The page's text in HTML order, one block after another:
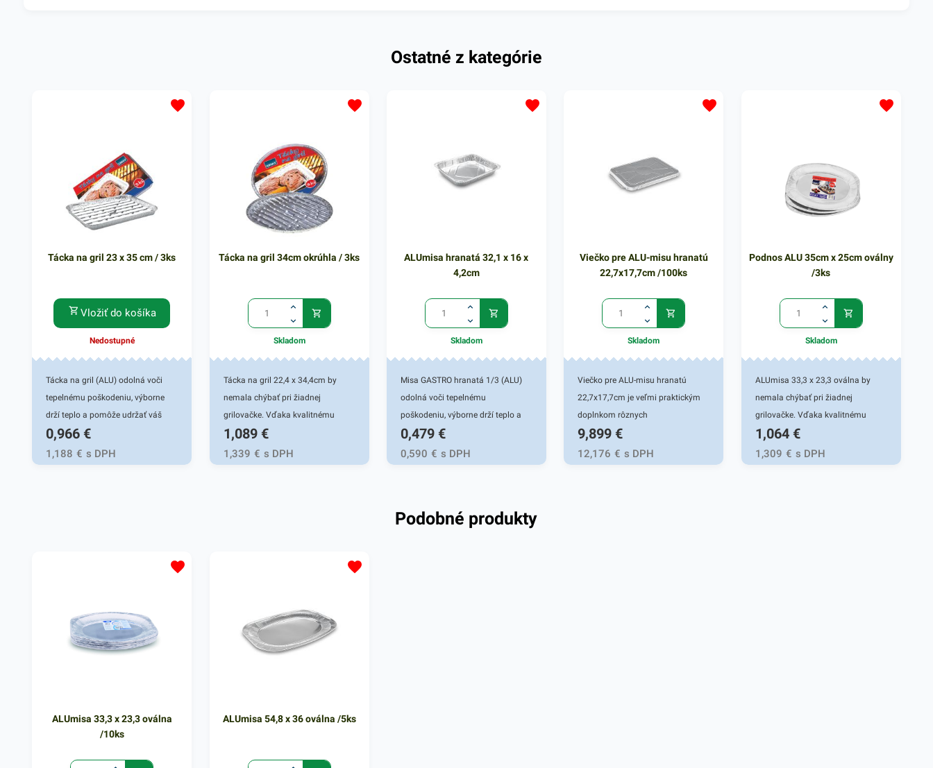
Ostatné z kategórie
Tácka na gril 23 x 35 cm / 3ks
Vložiť do košíka
Nedostupné
Tácka na gril (ALU) odolná voči
tepelnému poškodeniu, výborne
drží teplo a pomôže udržať váš
pokrm teplý po celú dobu. Vhodná
pre prípravu špízov, mäsa, zeleniny
na opekačky, záhradné párty a
0,966 €
1,188 € s DPH
Tácka na gril 34cm okrúhla / 3ks
Skladom
Tácka na gril 22,4 x 34,4cm by
nemala chýbať pri žiadnej
grilovačke. Vďaka kvalitnému
hliníku, z ktorého je tácka
vyrobená, je vhodná pre rôzne
gastronomické zážitky - hostiny,
Tento hliníkový podnos okrúhleho
na gril je svojím zložením odolná
voči vysokým teplotám pokrmov
ako, aj nízkym teplotám mrazu. V
1,089 €
1,339 € s DPH
ALUmisa hranatá 32,1 x 16 x
4,2cm
Skladom
Misa GASTRO hranatá 1/3 (ALU)
odolná voči tepelnému
poškodeniu, výborne drží teplo a
pomôže udržať váš pokrm teplý po
celú dobu. Vhodná na teplé jedlá,
zapekané cestoviny, prílohy do
32,1 x 16 x 4,2 cm, objem 1510 ml.
0,479 €
0,590 € s DPH
Viečko pre ALU-misu hranatú
22,7x17,7cm /100ks
Skladom
Viečko pre ALU-misu hranatú
22,7x17,7cm je veľmi praktickým
doplnkom rôznych
gastronomických reštaurácií a
iných potravinových prevádzok.
ALU viečko je vhodné pre hranaté
9,899 €
12,176 € s DPH
Podnos ALU 35cm x 25cm oválny
/3ks
Skladom
ALUmisa 33,3 x 23,3 oválna by
nemala chýbať pri žiadnej
grilovačke. Vďaka kvalitnému
hliníku, z ktorého je tácka
vyrobená, je vhodná na rôzne
hostiny, oslavy. Či už ju použijete v
1,064 €
1,309 € s DPH
Podobné produkty
ALUmisa 33,3 x 23,3 oválna
/10ks
ALUmisa 54,8 x 36 oválna /5ks